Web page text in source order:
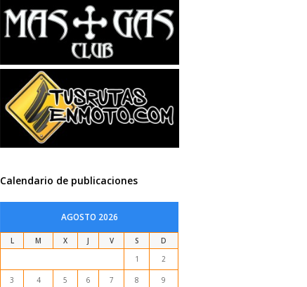
Calendario de publicaciones
AGOSTO 2026
L M X J V S
D
1
2
3 4 5 6 7 8 9